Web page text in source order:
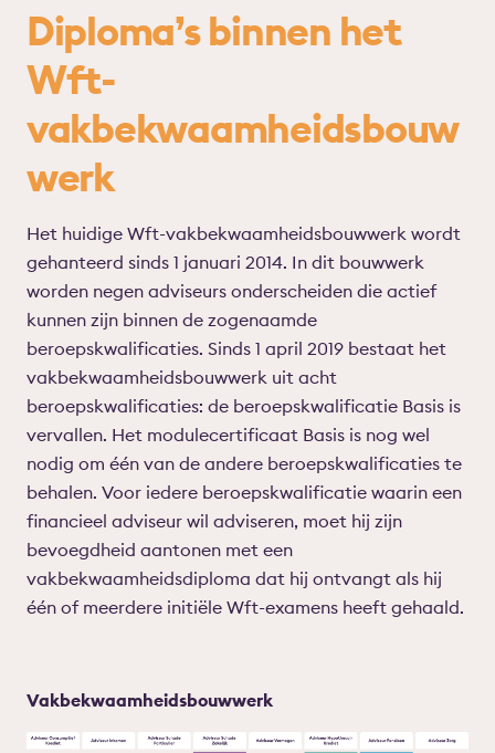
Diploma’s binnen het
Wft-
vakbekwaamheidsbouw
werk
Het huidige Wft-vakbekwaamheidsbouwwerk wordt
gehanteerd sinds 1 januari 2014. In dit bouwwerk
worden negen adviseurs onderscheiden die actief
kunnen zijn binnen de zogenaamde
beroepskwalificaties. Sinds 1 april 2019 bestaat het
vakbekwaamheidsbouwwerk uit acht
beroepskwalificaties: de beroepskwalificatie Basis is
vervallen. Het modulecertificaat Basis is nog wel
nodig om één van de andere beroepskwalificaties te
behalen. Voor iedere beroepskwalificatie waarin een
financieel adviseur wil adviseren, moet hij zijn
bevoegdheid aantonen met een
vakbekwaamheidsdiploma dat hij ontvangt als hij
één of meerdere initiële Wft-examens heeft gehaald.
Vakbekwaamheidsbouwwerk